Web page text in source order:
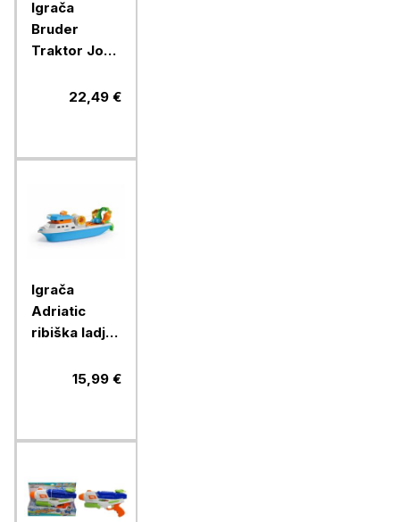
Igrača
Bruder
Traktor John
5115M,22,49 €
Igrača
Adriatic
ribiška ladja,
15,99 €